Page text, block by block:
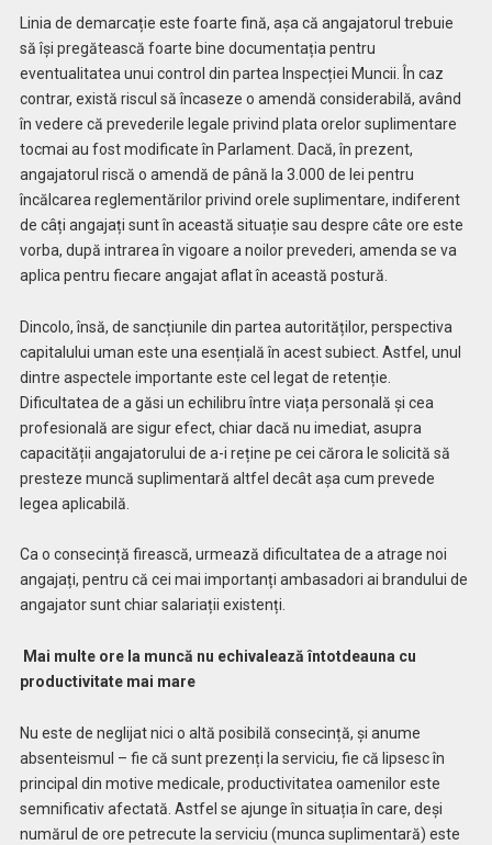
Linia de demarcație este foarte fină, așa că angajatorul trebuie
să își pregătească foarte bine documentația pentru
eventualitatea unui control din partea Inspecției Muncii. În caz
contrar, există riscul să încaseze o amendă considerabilă, având
în vedere că prevederile legale privind plata orelor suplimentare
tocmai au fost modificate în Parlament. Dacă, în prezent,
angajatorul riscă o amendă de până la 3.000 de lei pentru
încălcarea reglementărilor privind orele suplimentare, indiferent
de câți angajați sunt în această situație sau despre câte ore este
vorba, după intrarea în vigoare a noilor prevederi, amenda se va
aplica pentru fiecare angajat aflat în această postură.
Dincolo, însă, de sancțiunile din partea autorităților, perspectiva
capitalului uman este una esențială în acest subiect. Astfel, unul
dintre aspectele importante este cel legat de retenție.
Dificultatea de a găsi un echilibru între viața personală și cea
profesională are sigur efect, chiar dacă nu imediat, asupra
capacității angajatorului de a-i reține pe cei cărora le solicită să
presteze muncă suplimentară altfel decât așa cum prevede
legea aplicabilă.
Ca o consecință firească, urmează dificultatea de a atrage noi
angajați, pentru că cei mai importanți ambasadori ai brandului de
angajator sunt chiar salariații existenți.
Mai multe ore la muncă nu echivalează întotdeauna cu
productivitate mai mare
Nu este de neglijat nici o altă posibilă consecință, și anume
absenteismul – fie că sunt prezenți la serviciu, fie că lipsesc în
principal din motive medicale, productivitatea oamenilor este
semnificativ afectată. Astfel se ajunge în situația în care, deși
numărul de ore petrecute la serviciu (munca suplimentară) este